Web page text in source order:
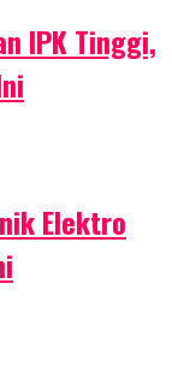
IPK Tinggi,
Elektro